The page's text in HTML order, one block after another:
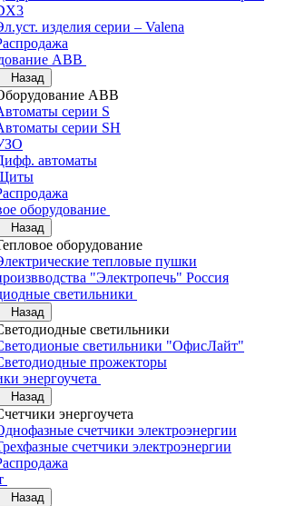
изделия серии – Valena
АВВ
Назад
АВВ
серии S
серии SH
автоматы
оборудование
Назад
оборудование
тепловые пушки
"Электропечь" Россия
светильники
Назад
светильники
светильники "ОфисЛайт"
прожекторы
энергоучета
Назад
энергоучета
счетчики электроэнергии
счетчики электроэнергии
Назад